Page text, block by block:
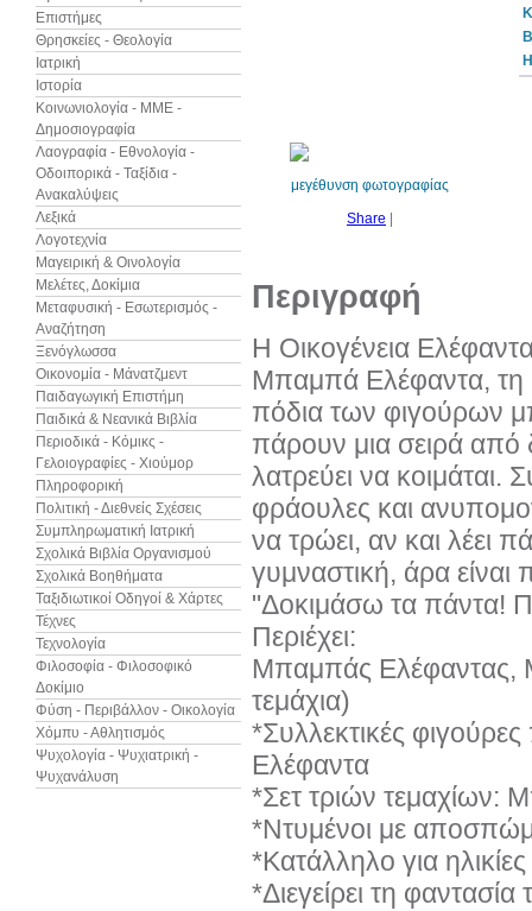
Επιστήμες
Θρησκείες - Θεολογία
Ιατρική
Ιστορία
Κοινωνιολογία - ΜΜΕ -
Δημοσιογραφία
Λαογραφία - Εθνολογία -
Οδοιπορικά - Ταξίδια -
Ανακαλύψεις
Λεξικά
Λογοτεχνία
Μαγειρική & Οινολογία
Μελέτες, Δοκίμια
Μεταφυσική - Εσωτερισμός -
Αναζήτηση
Ξενόγλωσσα
Οικονομία - Μάνατζμεντ
Παιδαγωγική Επιστήμη
Παιδικά & Νεανικά Βιβλία
Περιοδικά - Κόμικς -
Γελοιογραφίες - Χιούμορ
Πληροφορική
Πολιτική - Διεθνείς Σχέσεις
Συμπληρωματική Ιατρική
Σχολικά Βιβλία Οργανισμού
Σχολικά Βοηθήματα
Ταξιδιωτικοί Οδηγοί & Χάρτες
Τέχνες
Τεχνολογία
Φιλοσοφία - Φιλοσοφικό
Δοκίμιο
Φύση - Περιβάλλον - Οικολογία
Χόμπυ - Αθλητισμός
Ψυχολογία - Ψυχιατρική -
Ψυχανάλυση
μεγέθυνση φωτογραφίας
Share
Περιγραφή
Η Οικογένεια
Μπαμπά Ελέφαντα, τη
πόδια των φιγούρων
πάρουν μια σειρά από
λατρεύει να κοιμάται.
φράουλες και
να τρώει, αν και λέει
γυμναστική, άρα
"Δοκιμάσω τα πάντα!
Περιέχει:
Μπαμπάς Ελέφαντας,
τεμάχια)
*Συλλεκτικές
Ελέφαντα
*Σετ τριών τεμαχίων:
*Ντυμένοι με
*Κατάλληλο για
*Διεγείρει τη